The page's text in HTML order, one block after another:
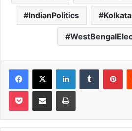
IndianPolitics Kolkata
Facebook
X LinkedInTumblr
Pocket Share via Email Print